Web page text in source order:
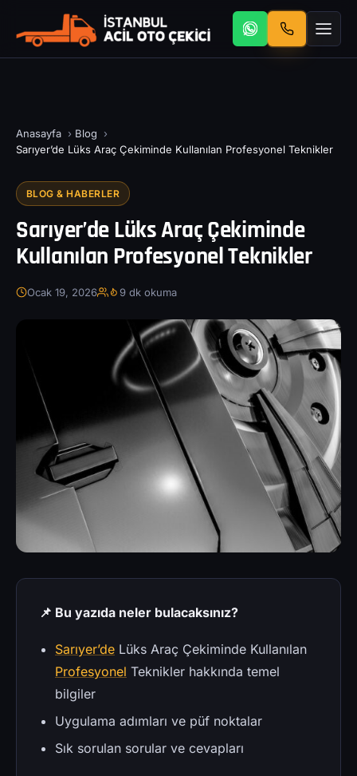
Anasayfa › Blog
›
Sarıyer’de Lüks Araç Çekiminde Kullanılan Profesyonel Teknikler
BLOG & HABERLER
Sarıyer’de Lüks Araç Çekiminde
Kullanılan Profesyonel Teknikler
Ocak 19, 2026 9 dk okuma
📌 Bu yazıda neler bulacaksınız?
Sarıyer’de Lüks Araç Çekiminde Kullanılan
Profesyonel Teknikler hakkında temel
bilgiler
Uygulama adımları ve püf noktalar
Sık sorulan sorular ve cevapları